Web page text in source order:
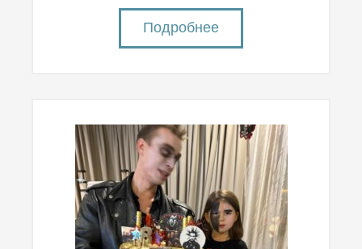
Подробнее